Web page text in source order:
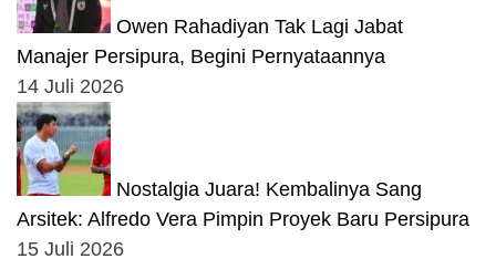
Owen Rahadiyan Tak Lagi Jabat
Manajer Persipura, Begini Pernyataannya
14 Juli 2026
Nostalgia Juara! Kembalinya Sang
Arsitek: Alfredo Vera Pimpin Proyek Baru Persipura
15 Juli 2026